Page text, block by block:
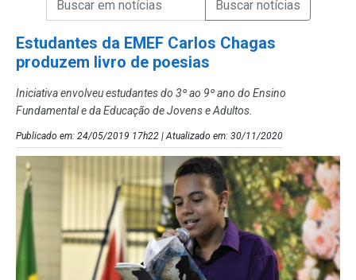
Estudantes da EMEF Carlos Chagas
produzem livro de poesias
Iniciativa envolveu estudantes do 3º ao 9º ano do Ensino
Fundamental e da Educação de Jovens e Adultos.
Publicado em: 24/05/2019 17h22 | Atualizado em: 30/11/2020